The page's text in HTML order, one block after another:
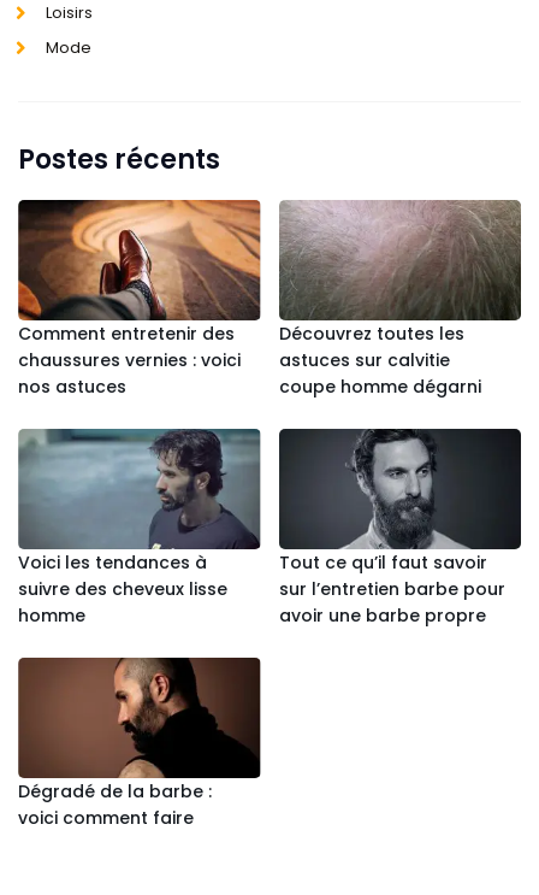
Loisirs
Mode
Postes récents
Comment entretenir des
chaussures vernies : voici
nos astuces
Découvrez toutes les
astuces sur calvitie
coupe homme dégarni
Voici les tendances à
suivre des cheveux lisse
homme
Tout ce qu’il faut savoir
sur l’entretien barbe pour
avoir une barbe propre
Dégradé de la barbe :
voici comment faire